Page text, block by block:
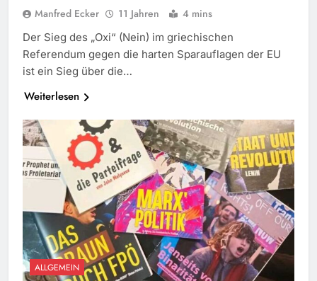
Manfred Ecker 11 Jahren 4 mins
Der Sieg des „Oxi“ (Nein) im griechischen
Referendum gegen die harten Sparauflagen der EU
ist ein Sieg über die…
Weiterlesen
ALLGEMEIN